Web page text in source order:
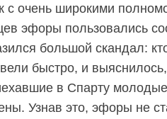
с очень широкими
эфоры пользовались
большой скандал:
быстро, и выяснилось,
в Спарту
Узнав это, эфоры не